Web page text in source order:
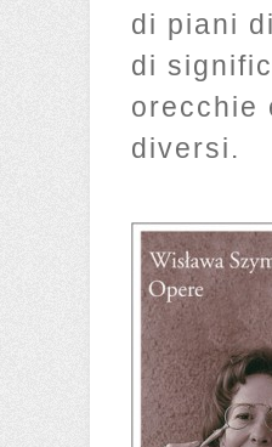
di piani
di
orecchie
diversi.